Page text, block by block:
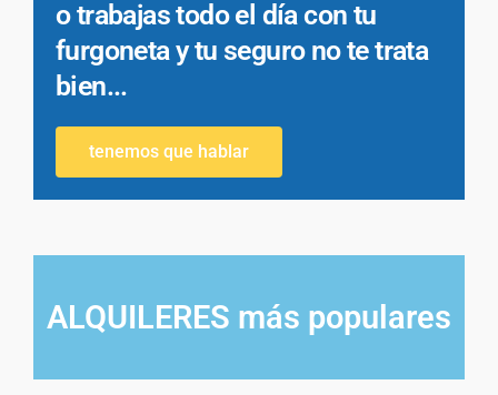
o trabajas todo el día con tu
furgoneta y tu seguro no te trata
bien...
tenemos que hablar
ALQUILERES más populares